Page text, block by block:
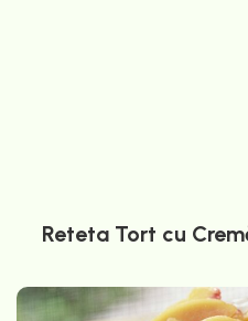
Reteta Tort cu